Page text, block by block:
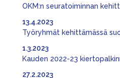
OKM:n seuratoiminnan
Työryhmät kehittämässä
13.4.2023
Kauden 2022-23
1.3.2023
27.2.2023